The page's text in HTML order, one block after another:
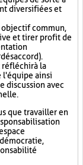
diversifiées et
commun,
et tirer profit de
à la
l'équipe ainsi
discussion avec
que travailler en